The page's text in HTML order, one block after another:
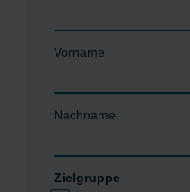
Vorname
Nachname
Zielgruppe